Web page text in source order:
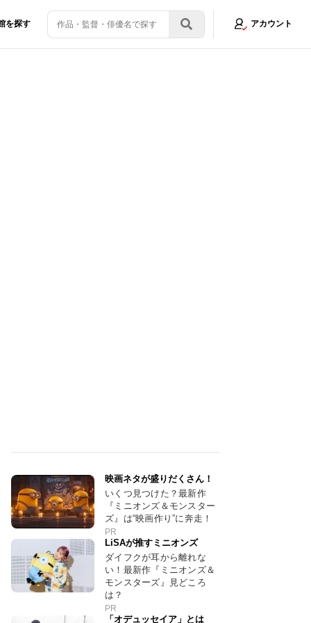
を探す アカウント
映画ネタが盛りだくさん！
いくつ見つけた？最新作
『ミニオンズ＆モンスター
ズ』は“映画作り”に奔走！
PR
LiSAが推すミニオンズ
ダイフクが耳から離れな
い！最新作『ミニオンズ＆
モンスターズ』見どころ
は？
PR
「オデュッセイア」とは